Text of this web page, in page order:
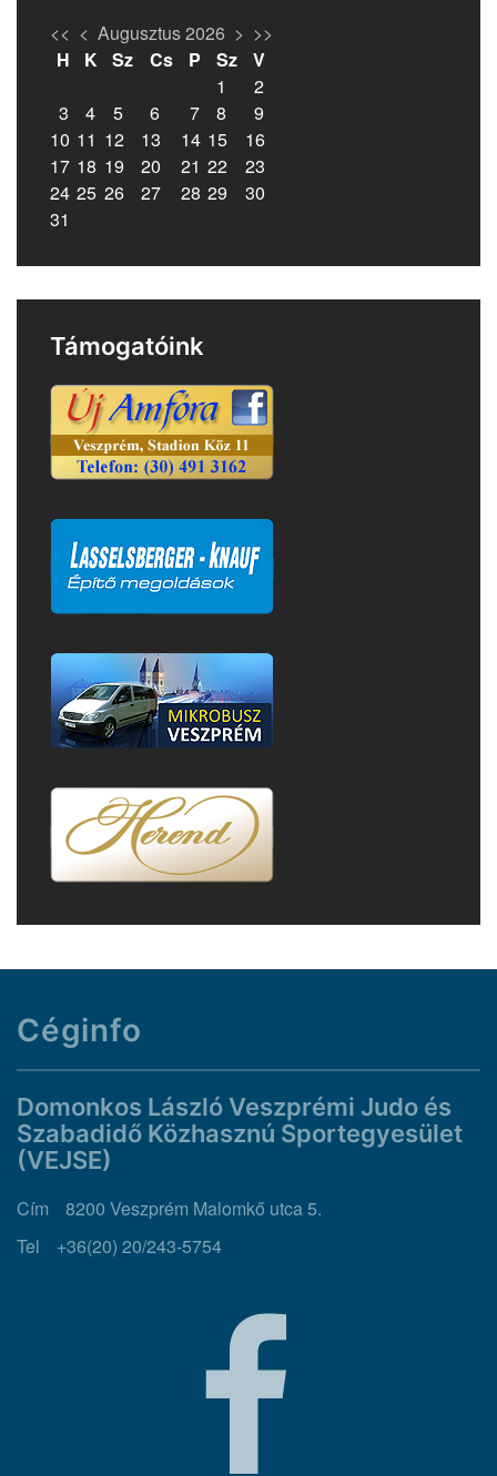
<< < Augusztus 2026 > >>
H
K Sz Cs P Sz
V
1
2
3
4 5 6 7 8
9
10 11 12 13 14 15
16
17 18 19 20 21 22
23
24 25 26 27 28 29
30
31
Támogatóink
Céginfo
Domonkos László Veszprémi Judo és
Szabadidő Közhasznú Sportegyesület
(VEJSE)
Cím
8200 Veszprém Malomkő utca 5.
Tel
+36(20) 20/243-5754